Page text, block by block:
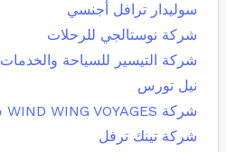
سوليدار ترافل أجنسي
شركة نوستالجي للرحلات
شركة التيسير للسياحة والخدمات
نيل تورس
شركة WIND WING VOYAGES ش م م
شركة تينك ترفل